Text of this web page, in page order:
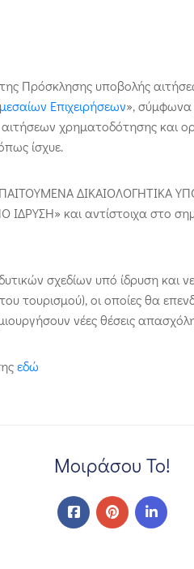
Πρόσκλησης υποβολής
Επιχειρήσεων», σύμφωνα
χρηματοδότησης και
ίσχυε.
ΔΙΚΑΙΟΛΟΓΗΤΙΚΑ
και αντίστοιχα στο
σχεδίων υπό ίδρυση και
τουρισμού), οι οποίες θα
νέες θέσεις
εδώ
Μοιράσου Το!